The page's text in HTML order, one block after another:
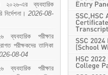
২০২৬-এর ব্যবহারিক
নির্দেশনা। 2026-08-
পরীক্ষার
পরীক্ষকদের তালিকা
08-04
পরীক্ষার